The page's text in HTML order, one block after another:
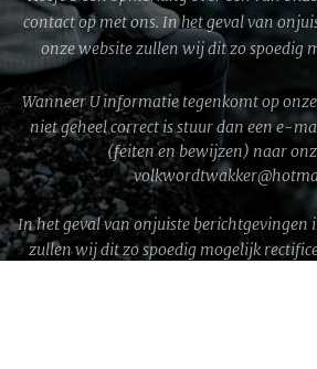
contact op met ons. In het geval van
onze website zullen wij dit zo spoedig
Wanneer U informatie tegenkomt op
niet geheel correct is stuur dan een e-
(feiten en bewijzen) naar
In het geval van onjuiste berichtgevingen
zullen wij dit zo spoedig mogelijk